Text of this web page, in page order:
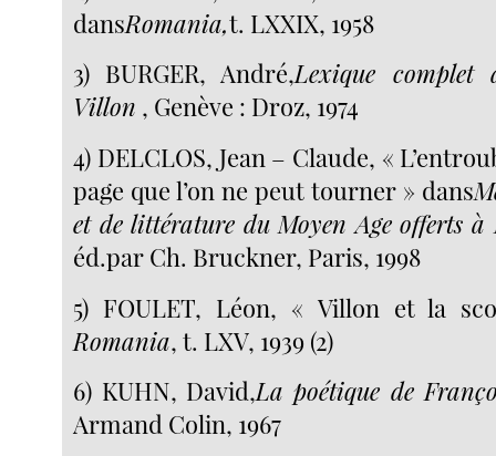
dansRomania,t. LXXIX, 1958
3) BURGER, André,Lexique
Villon , Genève : Droz, 1974
4) DELCLOS, Jean – Claude, «
page que l’on ne peut tourner » dans
et de littérature du Moyen Age offerts à
éd.par Ch. Bruckner, Paris, 1998
5) FOULET, Léon, « Villon et la
Romania, t. LXV, 1939 (2)
6) KUHN, David,La poétique de
Armand Colin, 1967